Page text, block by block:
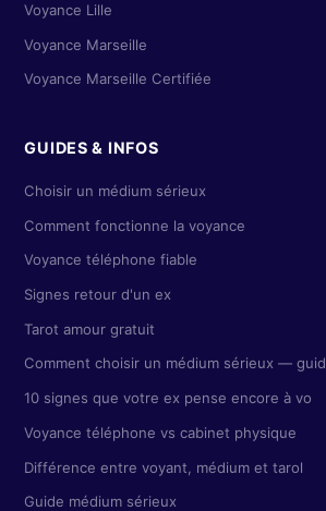
Voyance Lille
Voyance Marseille
Voyance Marseille Certifiée
GUIDES & INFOS
Choisir un médium sérieux
Comment fonctionne la voyance
Voyance téléphone fiable
Signes retour d'un ex
Tarot amour gratuit
Comment choisir un médium sérieux — guid
10 signes que votre ex pense encore à vo
Voyance téléphone vs cabinet physique
Différence entre voyant, médium et tarol
Guide médium sérieux